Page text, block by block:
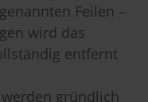
Feilen –
wird das
entfernt
gründlich